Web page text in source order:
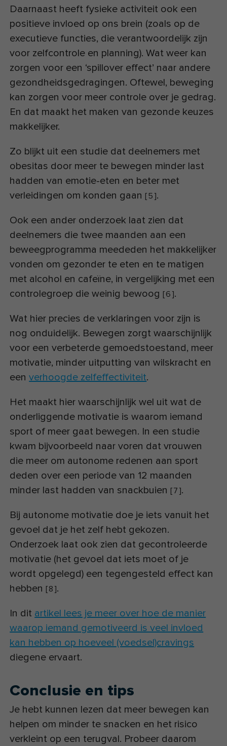
Daarnaast heeft fysieke activiteit ook een
positieve invloed op ons brein (zoals op de
executieve functies, die verantwoordelijk zijn
voor zelfcontrole en planning). Wat weer kan
zorgen voor een ‘spillover effect’ naar andere
gezondheidsgedragingen. Oftewel, beweging
kan zorgen voor meer controle over je gedrag.
En dat maakt het maken van gezonde keuzes
makkelijker.
Zo blijkt uit een studie dat deelnemers met
obesitas door meer te bewegen minder last
hadden van emotie-eten en beter met
verleidingen om konden gaan [5].
Ook een ander onderzoek laat zien dat
deelnemers die twee maanden aan een
beweegprogramma meededen het makkelijker
vonden om gezonder te eten en te matigen
met alcohol en cafeïne, in vergelijking met een
controlegroep die weinig bewoog [6].
Wat hier precies de verklaringen voor zijn is
nog onduidelijk. Bewegen zorgt waarschijnlijk
voor een verbeterde gemoedstoestand, meer
motivatie, minder uitputting van wilskracht en
eenverhoogde zelfeffectiviteit.
Het maakt hier waarschijnlijk wel uit wat de
onderliggende motivatie is waarom iemand
sport of meer gaat bewegen. In een studie
kwam bijvoorbeeld naar voren dat vrouwen
die meer om autonome redenen aan sport
deden over een periode van 12 maanden
minder last hadden van snackbuien [7].
Bij autonome motivatie doe je iets vanuit het
gevoel dat je het zelf hebt gekozen.
Onderzoek laat ook zien dat gecontroleerde
motivatie (het gevoel dat iets moet of je
wordt opgelegd) een tegengesteld effect kan
hebben [8].
In dit artikel lees je meer over hoe de manier
waarop iemand gemotiveerd is veel invloed
kan hebben op hoeveel (voedsel)cravings
diegene ervaart.
Conclusie en tips
Je hebt kunnen lezen dat meer bewegen kan
helpen om minder te snacken en het risico
verkleint op een terugval. Probeer daarom